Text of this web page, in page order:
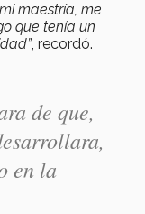
maestría, me
que tenía un
, recordó.
de que,
en la